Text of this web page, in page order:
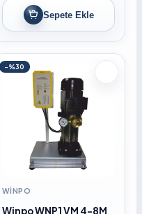
Sepete Ekle
-%30
WINPO
Winpo WNP1 VM 4-8M